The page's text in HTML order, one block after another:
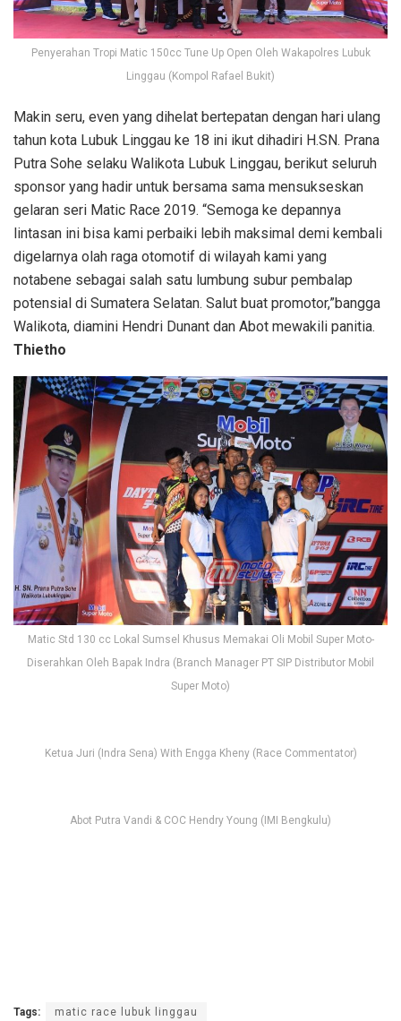
Penyerahan Tropi Matic 150cc Tune Up Open Oleh Wakapolres Lubuk
Linggau (Kompol Rafael Bukit)
Makin seru, even yang dihelat bertepatan dengan hari ulang
tahun kota Lubuk Linggau ke 18 ini ikut dihadiri H.SN. Prana
Putra Sohe selaku Walikota Lubuk Linggau, berikut seluruh
sponsor yang hadir untuk bersama sama mensukseskan
gelaran seri Matic Race 2019. “Semoga ke depannya
lintasan ini bisa kami perbaiki lebih maksimal demi kembali
digelarnya olah raga otomotif di wilayah kami yang
notabene sebagai salah satu lumbung subur pembalap
potensial di Sumatera Selatan. Salut buat promotor,”bangga
Walikota, diamini Hendri Dunant dan Abot mewakili panitia.
Thietho
Matic Std 130 cc Lokal Sumsel Khusus Memakai Oli Mobil Super Moto-
Diserahkan Oleh Bapak Indra (Branch Manager PT SIP Distributor Mobil
Super Moto)
Ketua Juri (Indra Sena) With Engga Kheny (Race Commentator)
Abot Putra Vandi & COC Hendry Young (IMI Bengkulu)
Tags: matic race lubuk linggau